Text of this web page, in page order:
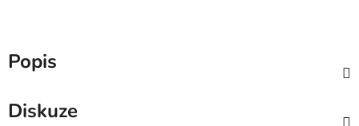
Popis
Diskuze